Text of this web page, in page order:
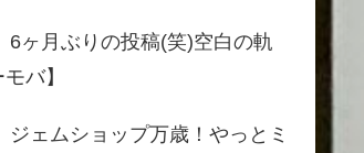
6ヶ月ぶりの投稿(笑)空白の軌
バ】
ジェムショップ万歳！やっとミ